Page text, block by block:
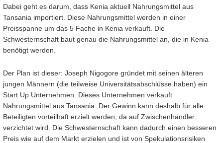
Dabei geht es darum, dass Kenia aktuell Nahrungsmittel aus
Tansania importiert. Diese Nahrungsmittel werden in einer
Preisspanne um das 5 Fache in Kenia verkauft. Die
Schwesternschaft baut genau die Nahrungsmittel an, die in Kenia
benötigt werden.
Der Plan ist dieser: Joseph Nigogore gründet mit seinen älteren
jungen Männern (die teilweise Universitätsabschlüsse haben) ein
Start Up Unternehmen. Dieses Unternehmen verkauft
Nahrungsmittel aus Tansania. Der Gewinn kann deshalb für alle
Beteiligten vorteilhaft erzielt werden, da auf Zwischenhändler
verzichtet wird. Die Schwesternschaft kann dadurch einen besseren
Preis wie auf dem Markt erzielen und ist von Spekulationsrisiken